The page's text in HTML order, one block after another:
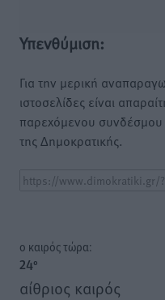
Υπενθύμιση:
Για την μερική
ιστοσελίδες είναι
παρεχόμενου
της Δημοκρατικής.
o καιρός τώρα:
24°
αίθριος καιρός